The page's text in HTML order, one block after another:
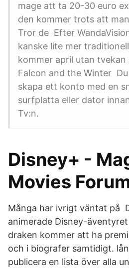
mage att ta 20-30 euro
den kommer trots att
Tror de Efter
kanske lite mer
kommer april utan
Falcon and the Winter
skapa ett konto med en
surfplatta eller dator
Tv:n.
Disney+ -
Movies
Många har ivrigt väntat på
animerade Disney-
draken kommer att ha
och i biografer samtidigt.
publicera en lista över alla